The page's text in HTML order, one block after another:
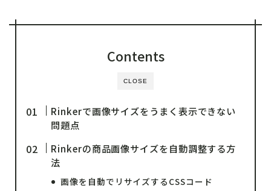
CLOSE
Contents
Rinkerで画像サイズをうまく表示できない
問題点
Rinkerの商品画像サイズを自動調整する方
法
画像を自動でリサイズするCSSコード